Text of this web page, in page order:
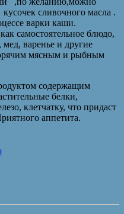
сливочного масла .
варки каши.
самостоятельное блюдо,
варенье и другие
мясным и рыбным
содержащим
белки,
клетчатку, что придаст
аппетита.